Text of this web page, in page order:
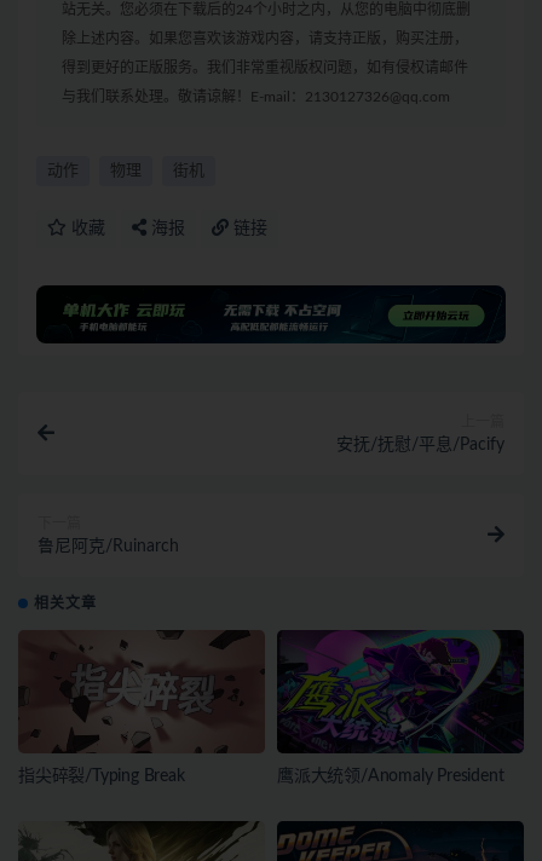
站无关。您必须在下载后的24个小时之内，从您的电脑中彻底删
除上述内容。如果您喜欢该游戏内容，请支持正版，购买注册，
得到更好的正版服务。我们非常重视版权问题，如有侵权请邮件
与我们联系处理。敬请谅解！E-mail：2130127326@qq.com
动作 物理 街机
收藏 海报 链接
安抚/抚慰/平息/Pacify
鲁尼阿克/Ruinarch
相关文章
指尖碎裂/Typing Break 鹰派大统领/Anomaly President